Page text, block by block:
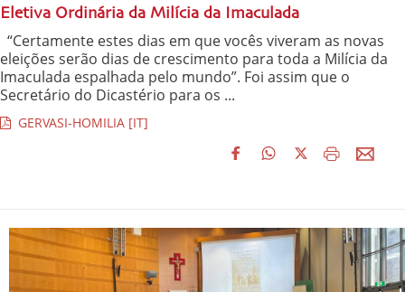
Eletiva Ordinária da Milícia da Imaculada
“Certamente estes dias em que vocês viveram as novas
eleições serão dias de crescimento para toda a Milícia da
Imaculada espalhada pelo mundo”. Foi assim que o
Secretário do Dicastério para os ...
GERVASI-HOMILIA [IT]